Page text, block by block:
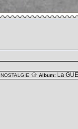
NOSTALGIE Album: La